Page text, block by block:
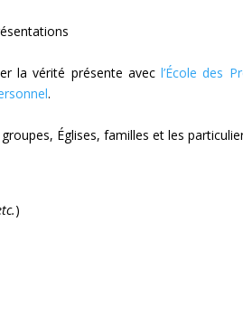
la vérité présente avecl’École des
.
Églises, familles et les
)